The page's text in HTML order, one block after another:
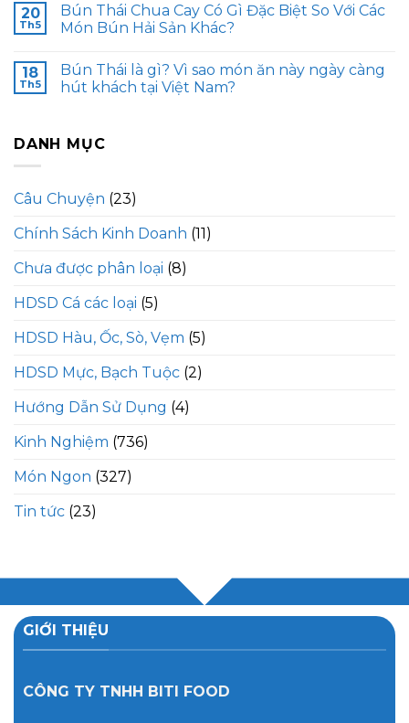
20
Th5
Bún Thái Chua Cay Có Gì Đặc Biệt So Với Các
Món Bún Hải Sản Khác?
18
Th5
Bún Thái là gì? Vì sao món ăn này ngày càng
hút khách tại Việt Nam?
DANH MỤC
Câu Chuyện (23)
Chính Sách Kinh Doanh (11)
Chưa được phân loại (8)
HDSD Cá các loại (5)
HDSD Hàu, Ốc, Sò, Vẹm (5)
HDSD Mực, Bạch Tuộc (2)
Hướng Dẫn Sử Dụng (4)
Kinh Nghiệm (736)
Món Ngon (327)
Tin tức (23)
GIỚI THIỆU
CÔNG TY TNHH BITI FOOD